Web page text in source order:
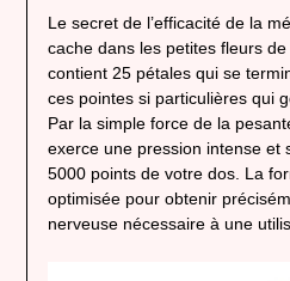
Le secret de l’efficacité de la
cache dans les petites fleurs
contient 25 pétales qui se
ces pointes si particulières qui
Par la simple force de la
exerce une pression intense et
5000 points de votre dos. La
optimisée pour obtenir
nerveuse nécessaire à une